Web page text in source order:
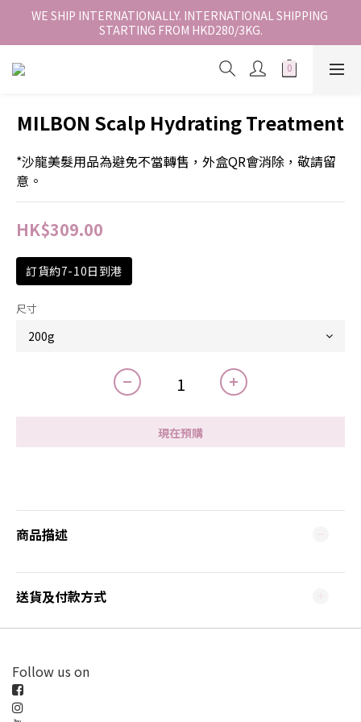
香港地區全店免運。免運費適用於香港順豐站、營業點或智能櫃取
件。
WE SHIP INTERNATIONALLY. INTERNATIONAL SHIPPING
STARTING FROM HKD280/3KG.
香港地區全店免運。免運費適用於香港順豐站、營業點或智能櫃取
MILBON Scalp Hydrating Treatment
*沙龍美髮用品為避免不當轉售，外盒QR會消除，敬請留
意。
HK$309.00
訂貨約7-10日到港
尺寸
現在預購
商品描述
送貨及付款方式
Follow us on